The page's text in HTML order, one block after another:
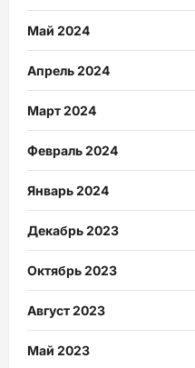
Май 2024
Апрель 2024
Март 2024
Февраль 2024
Январь 2024
Декабрь 2023
Октябрь 2023
Август 2023
Май 2023